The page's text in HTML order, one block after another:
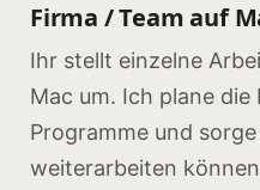
Firma / Team auf
Ihr stellt einzelne
Mac um. Ich plane
Programme und
weiterarbeiten